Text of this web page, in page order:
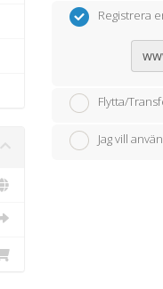
Registrera
Flytta/
Jag vill